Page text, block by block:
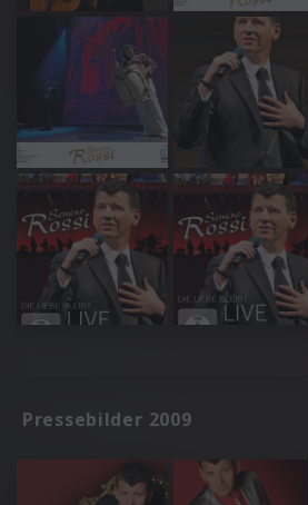
Pressebilder 2009